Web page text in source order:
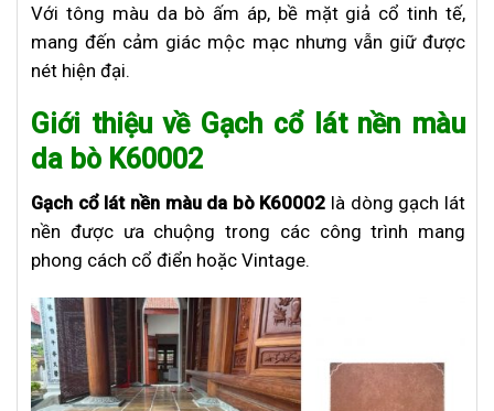
Với tông màu da bò ấm áp, bề mặt giả cổ tinh tế,
mang đến cảm giác mộc mạc nhưng vẫn giữ được
nét hiện đại.
Giới thiệu về Gạch cổ lát nền màu
da bò K60002
Gạch cổ lát nền màu da bò K60002 là dòng gạch lát
nền được ưa chuộng trong các công trình mang
phong cách cổ điển hoặc Vintage.